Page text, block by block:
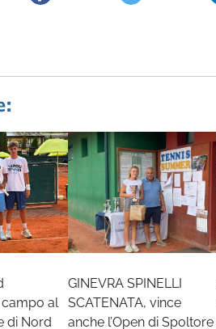
campo al
di Nord
GINEVRA SPINELLI
SCATENATA, vince
anche l’Open di Spoltore